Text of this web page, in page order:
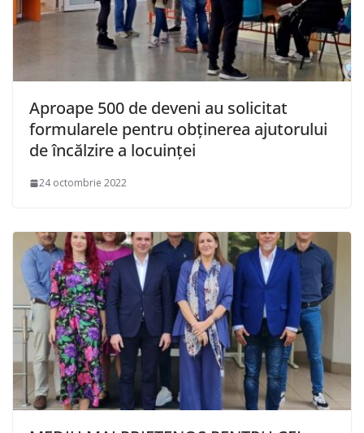
Aproape 500 de deveni au solicitat
formularele pentru obținerea ajutorului
de încălzire a locuinței
24 octombrie 2022